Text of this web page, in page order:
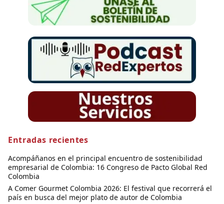
Entradas recientes
Acompáñanos en el principal encuentro de sostenibilidad
empresarial de Colombia: 16 Congreso de Pacto Global Red
Colombia
A Comer Gourmet Colombia 2026: El festival que recorrerá el
país en busca del mejor plato de autor de Colombia